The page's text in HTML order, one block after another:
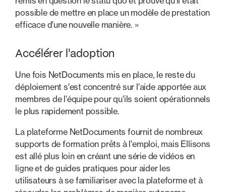
possible de mettre en place un modèle de prestation
efficace d'une nouvelle manière. »
Accélérer l'adoption
Une fois NetDocuments mis en place, le reste du
déploiement s'est concentré sur l'aide apportée aux
membres de l'équipe pour qu'ils soient opérationnels
le plus rapidement possible.
La plateforme NetDocuments fournit de nombreux
supports de formation prêts à l'emploi, mais Ellisons
est allé plus loin en créant une série de vidéos en
ligne et de guides pratiques pour aider les
utilisateurs à se familiariser avec la plateforme et à